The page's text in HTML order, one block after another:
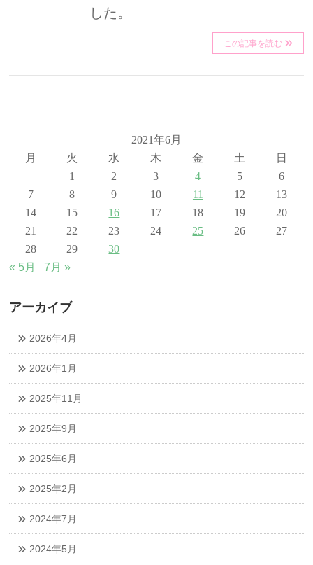
した。
この記事を読む
2021年6月
月
火 水 木 金 土
日
1
2 3 4 5
6
7
8 9 10 11 12
13
14
15 16 17 18 19
20
21
22 23 24 25 26
27
28
29
30
« 5月
7月 »
アーカイブ
2026年4月
2026年1月
2025年11月
2025年9月
2025年6月
2025年2月
2024年7月
2024年5月